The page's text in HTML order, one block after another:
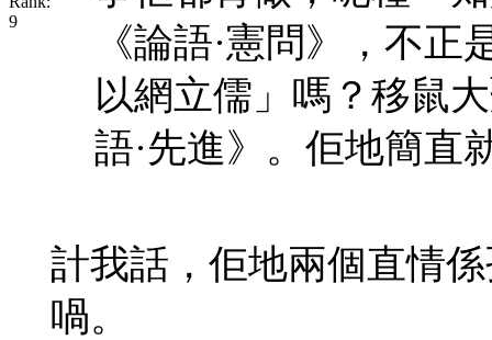
《論語·憲問》，不
以網立儒」嗎？移鼠
語·先進》。佢地簡直
計我話，佢地兩個直情
喎。